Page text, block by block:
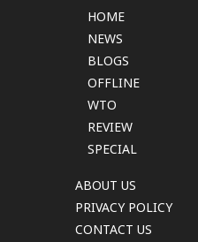
HOME
NEWS
BLOGS
OFFLINE
WTO
REVIEW
SPECIAL
ABOUT US
PRIVACY POLICY
CONTACT US